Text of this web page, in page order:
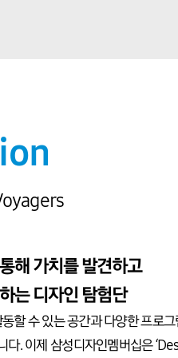
해 가치를 발견하고
는 디자인 탐험단
할 수 있는 공간과 다양한 프로
다. 이제 삼성디자인멤버십은